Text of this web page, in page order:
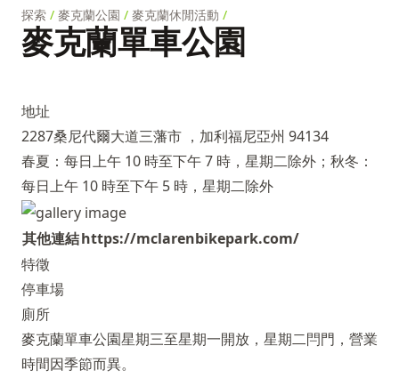
探索 / 麥克蘭公園 / 麥克蘭休閒活動 /
麥克蘭單車公園
地址
2287桑尼代爾大道三藩市 ，加利福尼亞州 94134
春夏：每日上午 10 時至下午 7 時，星期二除外；秋冬：
每日上午 10 時至下午 5 時，星期二除外
其他連結https://mclarenbikepark.com/
特徵
停車場
廁所
麥克蘭單車公園星期三至星期一開放，星期二閂門，營業
時間因季節而異。